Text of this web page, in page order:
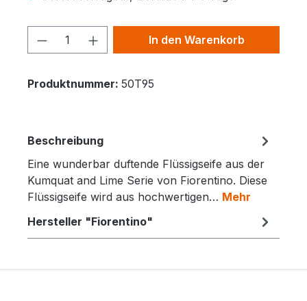
Produkt Anzahl: Gib den
In den Warenkorb
Produktnummer: 50T95
Beschreibung
Eine wunderbar duftende Flüssigseife aus der
Kumquat and Lime Serie von Fiorentino. Diese
Flüssigseife wird aus hochwertigen… Mehr
Hersteller "Fiorentino"